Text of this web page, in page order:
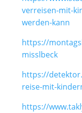
verreisen-mit-
werden-kann
https://
misslbeck
https://
reise-mit-
https://